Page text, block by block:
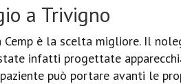
a Trivigno
Cemp è la scelta migliore. Il
infatti progettate
può portare avanti le